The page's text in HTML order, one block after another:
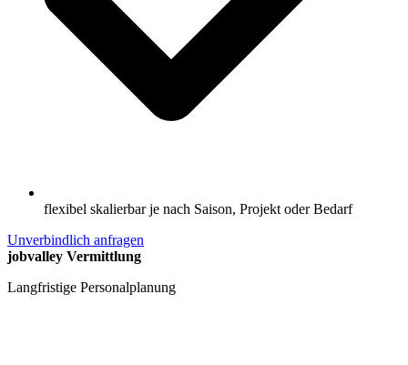
flexibel skalierbar je nach Saison, Projekt oder Bedarf
Unverbindlich anfragen
jobvalley Vermittlung
Langfristige Personalplanung